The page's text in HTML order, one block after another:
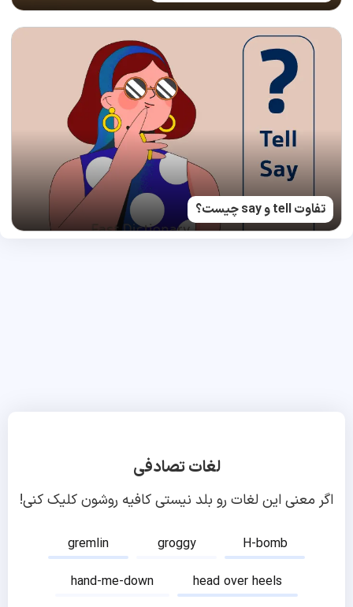
تفاوت tell و say چیست؟
لغات تصادفی
اگر معنی این لغات رو بلد نیستی کافیه روشون کلیک کنی!
gremlin groggy
H-bomb
hand-me-down
head over heels